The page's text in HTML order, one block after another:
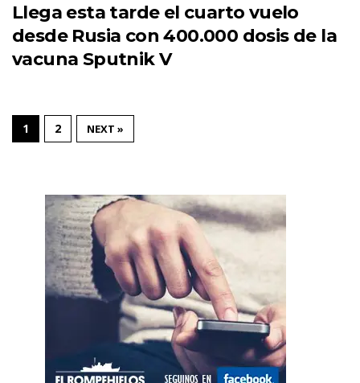
Llega esta tarde el cuarto vuelo
desde Rusia con 400.000 dosis de la
vacuna Sputnik V
1 2 NEXT »